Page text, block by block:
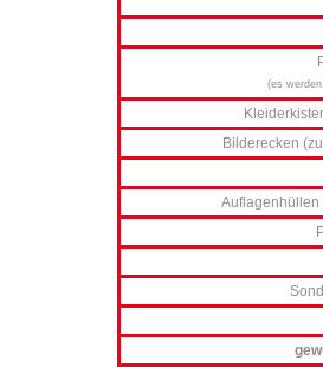
(es
Bilderecken
Auflagenhüllen